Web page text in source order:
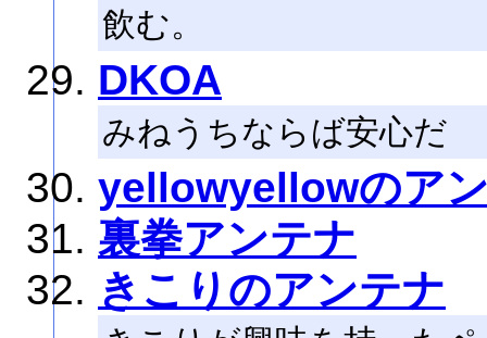
飲む。
DKOA
みねうちならば安心だ
yellowyellowのア
裏拳アンテナ
きこりのアンテナ